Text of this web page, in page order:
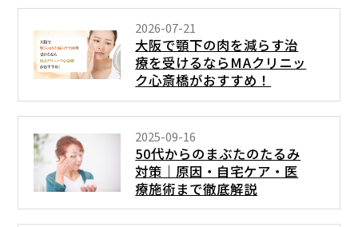
2026-07-21
大阪で顎下の肉を減らす治
療を受けるならMAクリニッ
ク心斎橋がおすすめ！
2025-09-16
50代からのまぶたのたるみ
対策｜原因・自宅ケア・医
療施術まで徹底解説